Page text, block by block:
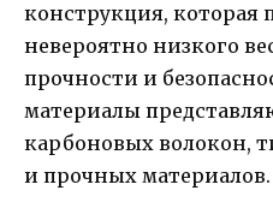
конструкция, которая
невероятно низкого
прочности и
материалы
карбоновых волокон,
и прочных материалов.